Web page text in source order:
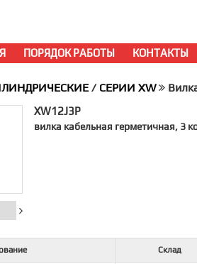
ПОРЯДОК РАБОТЫ КОНТАКТЫ
/ СЕРИИ XW
XW12J3P
вилка кабельная герметичная, 3
Склад